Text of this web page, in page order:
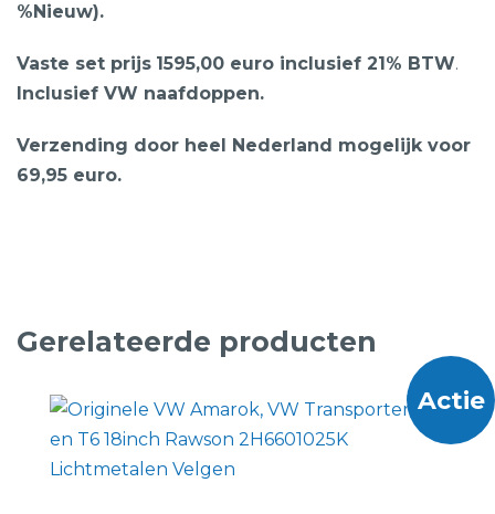
%Nieuw).
Vaste set prijs 1595,00 euro inclusief 21% BTW.
Inclusief VW naafdoppen.
Verzending door heel Nederland mogelijk voor
69,95 euro.
Gerelateerde producten
Actie